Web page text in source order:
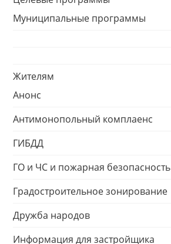
Муниципальные программы
Жителям
Анонс
Антимонопольный комплаенс
ГИБДД
ГО и ЧС и пожарная безопасность
Градостроительное зонирование
Дружба народов
Информация для застройщика